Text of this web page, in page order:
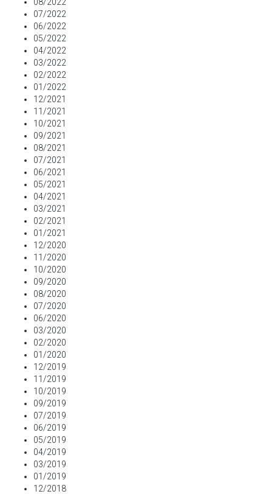
07/2022
06/2022
05/2022
04/2022
03/2022
02/2022
01/2022
12/2021
11/2021
10/2021
09/2021
08/2021
07/2021
06/2021
05/2021
04/2021
03/2021
02/2021
01/2021
12/2020
11/2020
10/2020
09/2020
08/2020
07/2020
06/2020
03/2020
02/2020
01/2020
12/2019
11/2019
10/2019
09/2019
07/2019
06/2019
05/2019
04/2019
03/2019
01/2019
12/2018